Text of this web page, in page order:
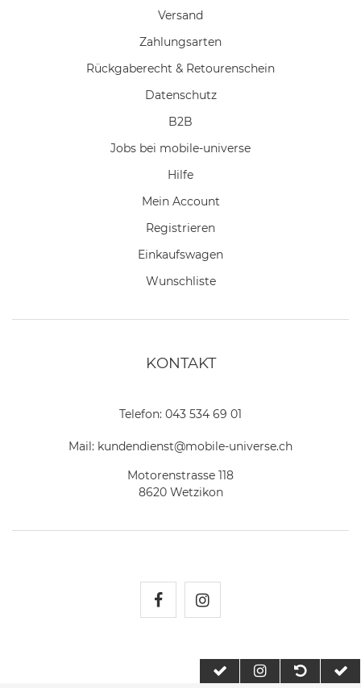
Versand
Zahlungsarten
Rückgaberecht & Retourenschein
Datenschutz
B2B
Jobs bei mobile-universe
Hilfe
Mein Account
Registrieren
Einkaufswagen
Wunschliste
KONTAKT
Telefon: 043 534 69 01
Mail: kundendienst@mobile-universe.ch
Motorenstrasse 118
8620 Wetzikon